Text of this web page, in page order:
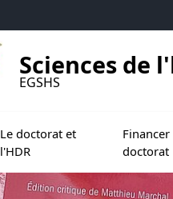
Sciences de
EGSHS
Le doctorat et
l'HDR
Financer
doctorat